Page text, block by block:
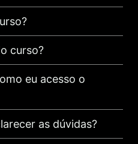
curso?
eu acesso o
as dúvidas?